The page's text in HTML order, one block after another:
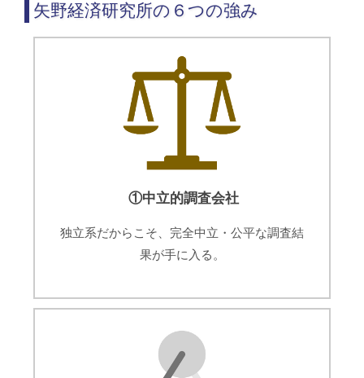
矢野経済研究所の６つの強み
①中立的調査会社
独立系だからこそ、完全中立・公平な調査結
果が手に入る。